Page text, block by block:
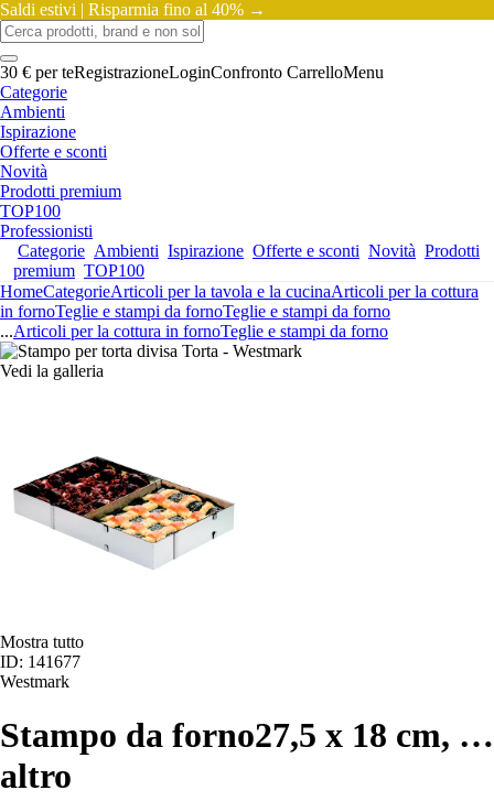
Saldi estivi | Risparmia fino al 40% →
30 € per teRegistrazioneLoginConfronto CarrelloMenu
Categorie
Ambienti
Ispirazione
Offerte e sconti
Novità
Prodotti premium
TOP100
Professionisti
Categorie Ambienti Ispirazione Offerte e sconti Novità Prodotti
premium TOP100
HomeCategorieArticoli per la tavola e la cucinaArticoli per la cottura
in fornoTeglie e stampi da fornoTeglie e stampi da forno
...Articoli per la cottura in fornoTeglie e stampi da forno
Vedi la galleria
Mostra tutto
ID: 141677
Westmark
Stampo da forno27,5 x 18 cm, …
altro